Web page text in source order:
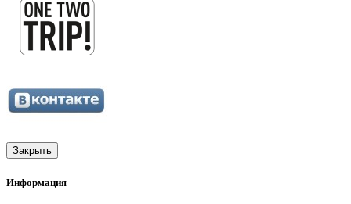
Закрыть
Информация